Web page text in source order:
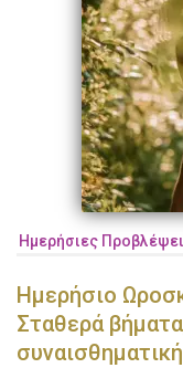
Ημερήσιες
Ημερήσιο
Σταθερά